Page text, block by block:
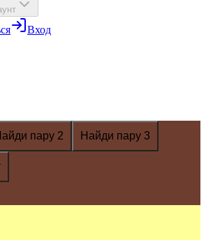
Вход
пару 2 Найди пару 3